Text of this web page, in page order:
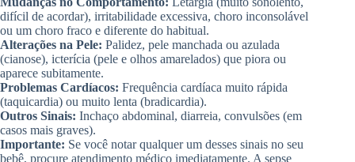
difícil de acordar), irritabilidade excessiva, choro inconsolável
ou um choro fraco e diferente do habitual.
Alterações na Pele: Palidez, pele manchada ou azulada
(cianose), icterícia (pele e olhos amarelados) que piora ou
aparece subitamente.
Problemas Cardíacos: Frequência cardíaca muito rápida
(taquicardia) ou muito lenta (bradicardia).
Outros Sinais: Inchaço abdominal, diarreia, convulsões (em
casos mais graves).
Importante: Se você notar qualquer um desses sinais no seu
bebê, procure atendimento médico imediatamente. A sepse